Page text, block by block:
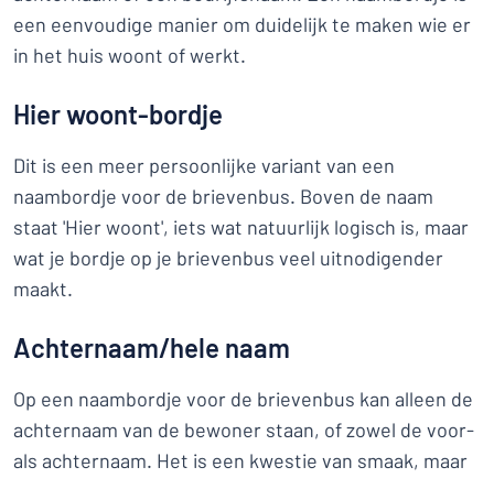
een eenvoudige manier om duidelijk te maken wie er
in het huis woont of werkt.
Hier woont-bordje
Dit is een meer persoonlijke variant van een
naambordje voor de brievenbus. Boven de naam
staat 'Hier woont', iets wat natuurlijk logisch is, maar
wat je bordje op je brievenbus veel uitnodigender
maakt.
Achternaam/hele naam
Op een naambordje voor de brievenbus kan alleen de
achternaam van de bewoner staan, of zowel de voor-
als achternaam. Het is een kwestie van smaak, maar